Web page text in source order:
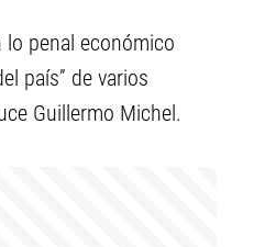
penal económico
país” de varios
Guillermo Michel.